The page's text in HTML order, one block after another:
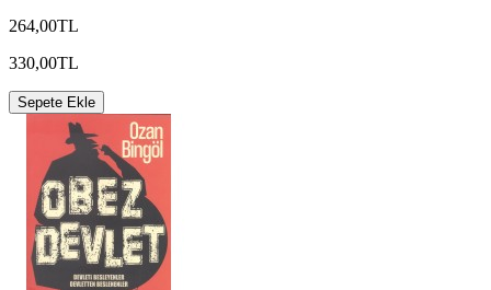
264,00TL
330,00TL
Sepete Ekle